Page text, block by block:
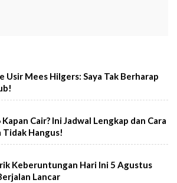
Usir Mees Hilgers: Saya Tak Berharap
Cair? Ini Jadwal Lengkap dan Cara
Tidak Hangus!
Keberuntungan Hari Ini 5 Agustus
Lancar